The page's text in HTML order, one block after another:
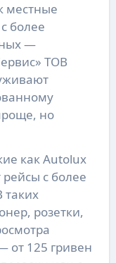
местные
более
—
ТОВ
но
как Autolux
с более
розетки,
125 гривен